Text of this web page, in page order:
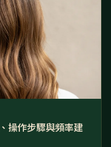
操作步驟與頻率建